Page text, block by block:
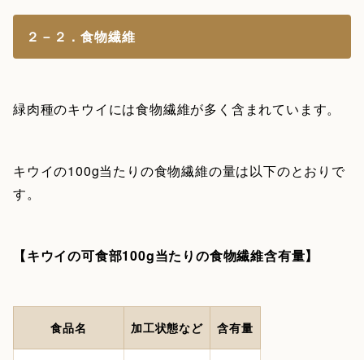
２－２．食物繊維
緑肉種のキウイには食物繊維が多く含まれています。
キウイの100g当たりの食物繊維の量は以下のとおりで
す。
【キウイの可食部100g当たりの食物繊維含有量】
食品名 加工状態など 含有量